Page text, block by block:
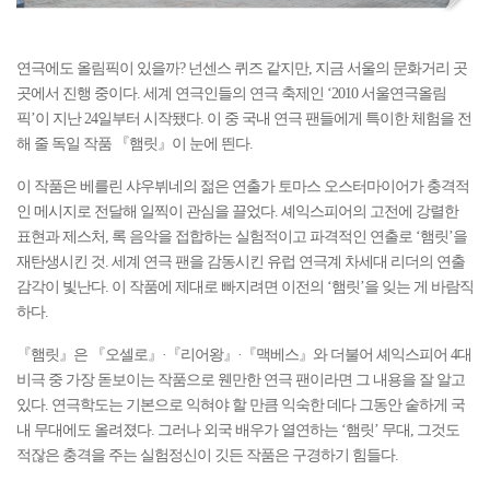
연극에도 올림픽이 있을까? 넌센스 퀴즈 같지만, 지금 서울의 문화거리 곳
곳에서 진행 중이다. 세계 연극인들의 연극 축제인 ‘2010 서울연극올림
픽’이 지난 24일부터 시작됐다. 이 중 국내 연극 팬들에게 특이한 체험을 전
해 줄 독일 작품 『햄릿』이 눈에 띈다.
이 작품은 베를린 샤우뷔네의 젊은 연출가 토마스 오스터마이어가 충격적
인 메시지로 전달해 일찍이 관심을 끌었다. 셰익스피어의 고전에 강렬한
표현과 제스처, 록 음악을 접합하는 실험적이고 파격적인 연출로 ‘햄릿’을
재탄생시킨 것. 세계 연극 팬을 감동시킨 유럽 연극계 차세대 리더의 연출
감각이 빛난다. 이 작품에 제대로 빠지려면 이전의 ‘햄릿’을 잊는 게 바람직
하다.
『햄릿』은 『오셀로』·『리어왕』·『맥베스』와 더불어 셰익스피어 4대
비극 중 가장 돋보이는 작품으로 웬만한 연극 팬이라면 그 내용을 잘 알고
있다. 연극학도는 기본으로 익혀야 할 만큼 익숙한 데다 그동안 숱하게 국
내 무대에도 올려졌다. 그러나 외국 배우가 열연하는 ‘햄릿’ 무대, 그것도
적잖은 충격을 주는 실험정신이 깃든 작품은 구경하기 힘들다.